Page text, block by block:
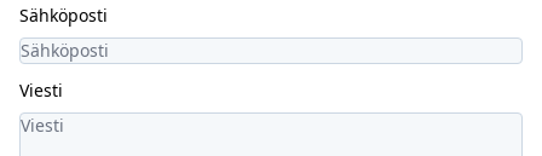
Sähköposti
Viesti